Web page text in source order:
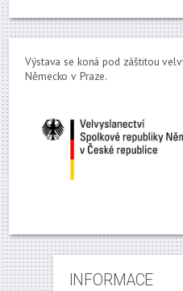
Výstava se koná pod záštitou
Německo v Praze.
INFORMACE